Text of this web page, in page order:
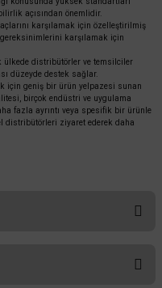
açısından önemlidir.
karşılamak için özelleştirilmiş
karşılamak için
ülkede distribütörler ve temsilciler
düzeyde destek sağlar.
için geniş bir ürün yelpazesi sunan
birçok endüstri ve uygulama
fazla ayrıntı veya spesifik bir ürünle
distribütörleri ziyaret ederek daha